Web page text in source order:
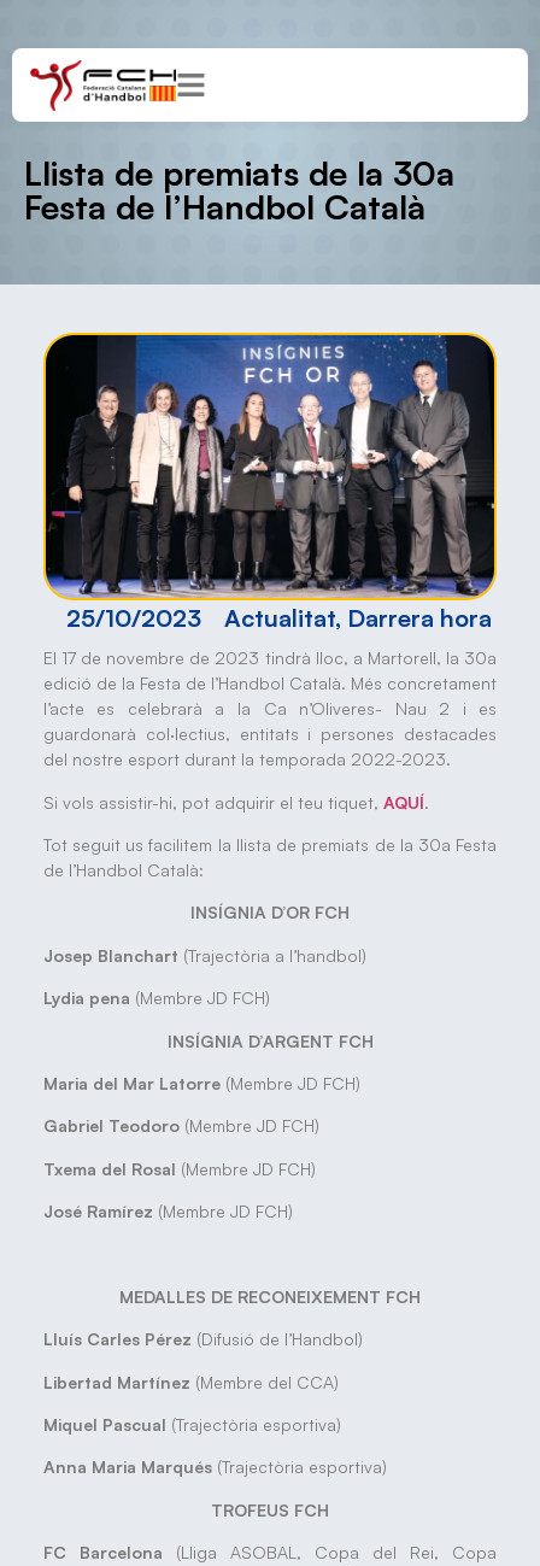
Llista de premiats de la 30a
Festa de l’Handbol Català
25/10/2023 Actualitat, Darrera hora
El 17 de novembre de 2023 tindrà lloc, a Martorell, la 30a
edició de la Festa de l’Handbol Català. Més concretament
l’acte es celebrarà a la Ca n’Oliveres- Nau 2 i es
guardonarà col·lectius, entitats i persones destacades
del nostre esport durant la temporada 2022-2023.
Si vols assistir-hi, pot adquirir el teu tiquet, AQUÍ.
Tot seguit us facilitem la llista de premiats de la 30a Festa
de l’Handbol Català:
INSÍGNIA D’OR FCH
Josep Blanchart (Trajectòria a l’handbol)
Lydia pena (Membre JD FCH)
INSÍGNIA D’ARGENT FCH
Maria del Mar Latorre (Membre JD FCH)
Gabriel Teodoro (Membre JD FCH)
Txema del Rosal (Membre JD FCH)
José Ramírez (Membre JD FCH)
MEDALLES DE RECONEIXEMENT FCH
Lluís Carles Pérez (Difusió de l’Handbol)
Libertad Martínez (Membre del CCA)
Miquel Pascual (Trajectòria esportiva)
Anna Maria Marqués (Trajectòria esportiva)
TROFEUS FCH
FC Barcelona (Lliga ASOBAL, Copa del Rei, Copa